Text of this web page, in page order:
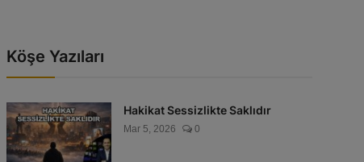
Köşe Yazıları
Hakikat Sessizlikte Saklıdır
Mar 5, 2026 0